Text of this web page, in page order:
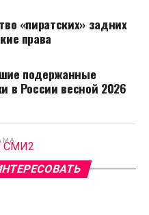
«пиратских» задних
права
подержанные
в России весной 2026
СМИ2